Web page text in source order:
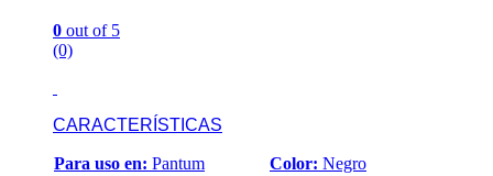
0 out of 5
(0)
CARACTERÍSTICAS
Para uso en: Pantum Color: Negro